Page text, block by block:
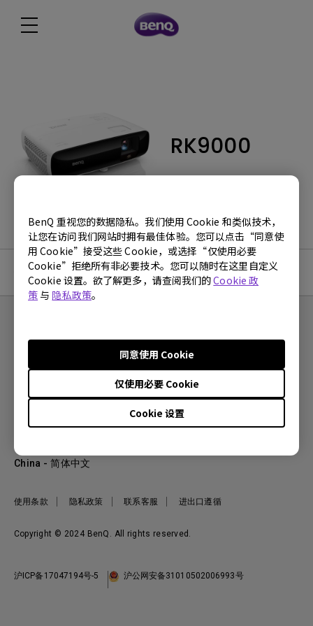
BenQ 重视您的数据隐私。我们使用 Cookie 和类似技术，
让您在访问我们网站时拥有最佳体验。您可以点击“同意使
用 Cookie”接受这些 Cookie，或选择“仅使用必要
Cookie”拒绝所有非必要技术。您可以随时在这里自定义
Cookie 设置。欲了解更多，请查阅我们的Cookie 政
策 与 隐私政策。
Cookie 设置
仅使用必要 Cookie
同意使用 Cookie
RK9000
使用手册
产品
WiT智能灯
关于明基
企业社会责任
服务支持
档案下载与常见问题
Copyright © 2024 BenQ. All rights reserved.
使用条款 隐私政策 联系客服 进出口遵循
China - 简体中文
沪ICP备17047194号-5 沪公网安备31010502006993号